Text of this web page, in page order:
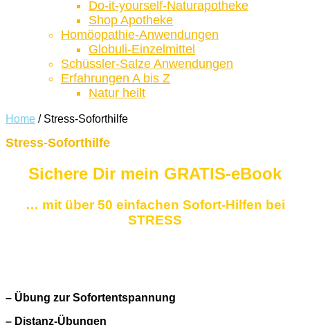
Do-it-yourself-Naturapotheke
Shop Apotheke
Homöopathie-Anwendungen
Globuli-Einzelmittel
Schüssler-Salze Anwendungen
Erfahrungen A bis Z
Natur heilt
Home / Stress-Soforthilfe
Stress-Soforthilfe
Sichere Dir mein GRATIS-eBook
… mit über 50 einfachen Sofort-Hilfen bei
STRESS
– Übung zur Sofortentspannung
– Distanz-Übungen